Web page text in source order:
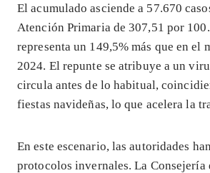
El acumulado asciende a 57.670
Atención Primaria de 307,51 por
representa un 149,5% más que en el
2024. El repunte se atribuye a un
circula antes de lo habitual,
fiestas navideñas, lo que acelera la
En este escenario, las autoridades
protocolos invernales. La Consejería